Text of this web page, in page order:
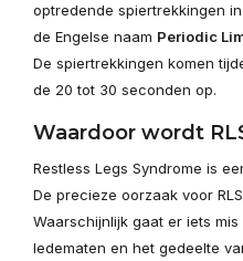
optredende spiertrekkingen
de Engelse naam Periodic
De spiertrekkingen komen
de 20 tot 30 seconden op.
Waardoor wordt
Restless Legs Syndrome is
De precieze oorzaak voor
Waarschijnlijk gaat er iets
ledematen en het gedeelte